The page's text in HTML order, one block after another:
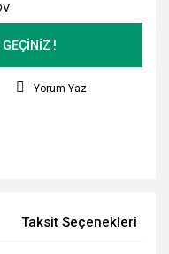
!
Yorum Yaz
Taksit Seçenekleri